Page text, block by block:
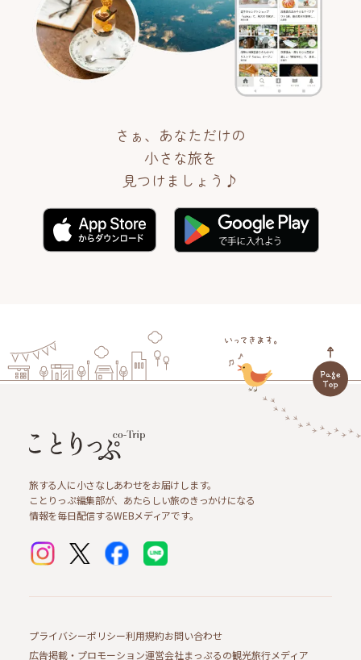
さぁ、あなただけの
小さな旅を
見つけましょう♪
旅する人に小さなしあわせをお届けします。
ことりっぷ編集部が、あたらしい旅のきっかけになる
情報を毎日配信するWEBメディアです。
プライバシーポリシー利用規約お問い合わせ
広告掲載・プロモーション運営会社まっぷるの観光旅行メディア